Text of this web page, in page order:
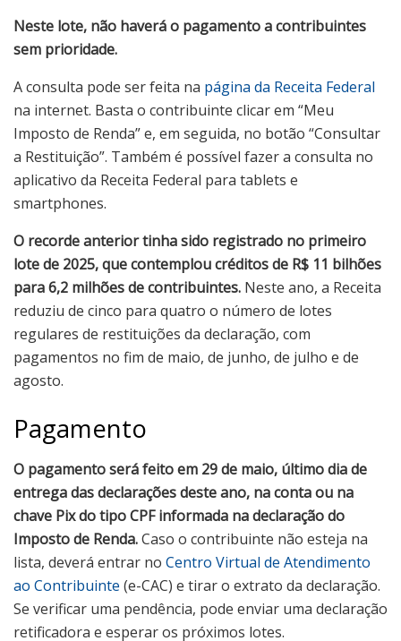
Neste lote, não haverá o pagamento a contribuintes
sem prioridade.
A consulta pode ser feita na página da Receita Federal
na internet. Basta o contribuinte clicar em “Meu
Imposto de Renda” e, em seguida, no botão “Consultar
a Restituição”. Também é possível fazer a consulta no
aplicativo da Receita Federal para tablets e
smartphones.
O recorde anterior tinha sido registrado no primeiro
lote de 2025, que contemplou créditos de R$ 11 bilhões
para 6,2 milhões de contribuintes. Neste ano, a Receita
reduziu de cinco para quatro o número de lotes
regulares de restituições da declaração, com
pagamentos no fim de maio, de junho, de julho e de
agosto.
Pagamento
O pagamento será feito em 29 de maio, último dia de
entrega das declarações deste ano, na conta ou na
chave Pix do tipo CPF informada na declaração do
Imposto de Renda.Caso o contribuinte não esteja na
lista, deverá entrar no Centro Virtual de Atendimento
ao Contribuinte (e-CAC) e tirar o extrato da declaração.
Se verificar uma pendência, pode enviar uma declaração
retificadora e esperar os próximos lotes.